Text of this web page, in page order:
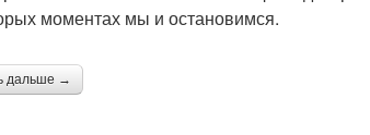
моментах мы и остановимся.
дальше →